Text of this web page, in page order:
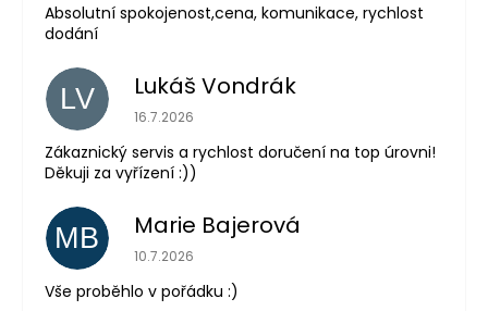
Absolutní spokojenost,cena, komunikace, rychlost
dodání
LV Lukáš Vondrák
Hodnocení obchodu je 5 z 5 hvězdiček.
16.7.2026
Zákaznický servis a rychlost doručení na top úrovni!
Děkuji za vyřízení :))
MB Marie Bajerová
Hodnocení obchodu je 5 z 5 hvězdiček.
10.7.2026
Vše proběhlo v pořádku :)